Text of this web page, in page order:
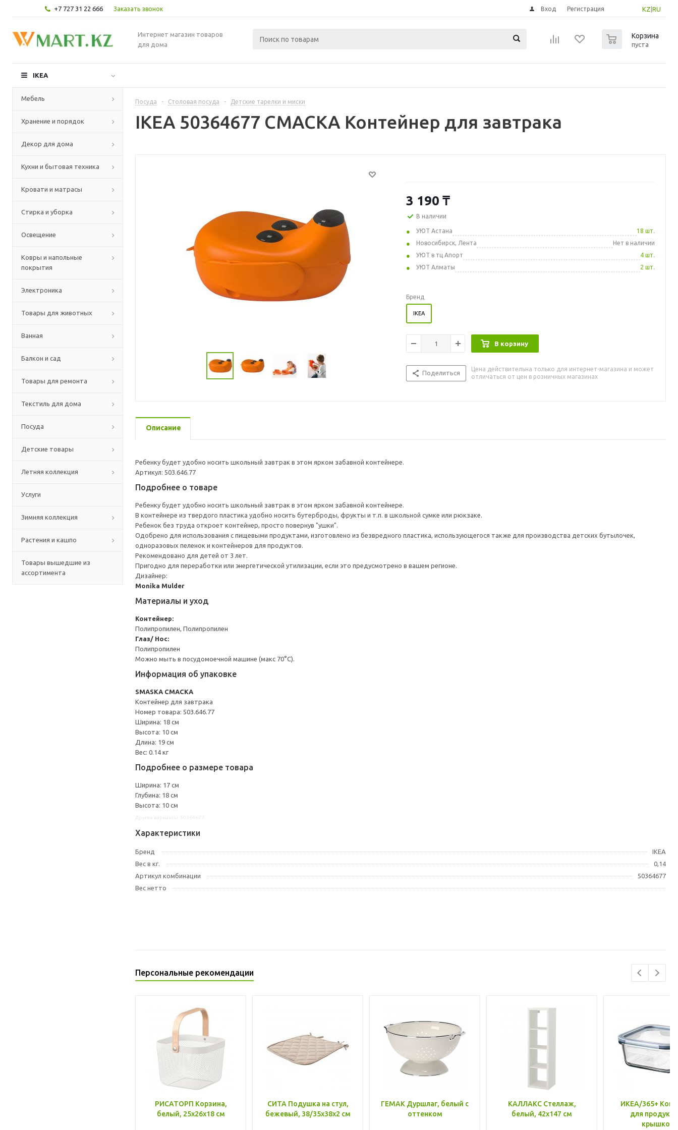
+7 727 31 22 666 Заказать звонок KZ RU
Вход Регистрация
Интернет магазин товаров
для дома
Корзина
пуста
IKEA
Мебель
Хранение и порядок
Декор для дома
Кухни и бытовая техника
Кровати и матрасы
Стирка и уборка
Освещение
Ковры и напольные
покрытия
Электроника
Товары для животных
Ванная
Балкон и сад
Товары для ремонта
Текстиль для дома
Посуда
Детские товары
Летняя коллекция
Услуги
Зимняя коллекция
Растения и кашпо
Товары вышедшие из
ассортимента
Посуда - Столовая посуда - Детские тарелки и миски
IKEA 50364677 СМАСКА Контейнер для завтрака
3 190 ₸
В наличии
УЮТ Астана
18 шт.
Новосибирск, Лента
Нет в наличии
УЮТ в тц Апорт
4 шт.
УЮТ Алматы
2 шт.
Бренд
IKEA
В корзину
Поделиться
Цена действительна только для интернет-магазина и может
отличаться от цен в розничных магазинах
Описание
Ребенку будет удобно носить школьный завтрак в этом ярком забавной контейнере.
Артикул: 503.646.77
Подробнее о товаре
Ребенку будет удобно носить школьный завтрак в этом ярком забавной контейнере.
В контейнере из твердого пластика удобно носить бутерброды, фрукты и т.п. в школьной сумке или рюкзаке.
Ребенок без труда откроет контейнер, просто повернув "ушки".
Одобрено для использования с пищевыми продуктами, изготовлено из безвредного пластика, использующегося также для производства детских бутылочек,
одноразовых пеленок и контейнеров для продуктов.
Рекомендовано для детей от 3 лет.
Пригодно для переработки или энергетической утилизации, если это предусмотрено в вашем регионе.
Дизайнер:
Monika Mulder
Материалы и уход
Контейнер:
Полипропилен, Полипропилен
Глаз/ Нос:
Полипропилен
Можно мыть в посудомоечной машине (макс 70°С).
Информация об упаковке
SMASKA СМАСКА
Контейнер для завтрака
Номер товара: 503.646.77
Ширина: 18 см
Высота: 10 см
Длина: 19 см
Вес: 0.14 кг
Подробнее о размере товара
Ширина: 17 см
Глубина: 18 см
Высота: 10 см
Характеристики
Бренд
IKEA
Вес в кг.
0,14
Артикул комбинации
50364677
Вес нетто
Персональные рекомендации
РИСАТОРП Корзина,
белый, 25x26x18 см
СИТА Подушка на стул,
бежевый, 38/35x38x2 см
ГЕМАК Дуршлаг, белый с
оттенком
КАЛЛАКС Стеллаж,
белый, 42x147 см
ИКЕА/365+
для
крышкой,